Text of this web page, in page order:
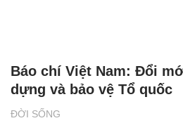
ĐỜI SỐNG
Báo chí Việt Nam: Đổi
dựng và bảo vệ Tổ quốc